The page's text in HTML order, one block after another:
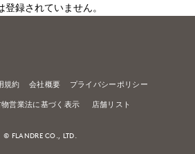
録されていません。
規約 会社概要 プライバシーポリシー
営業法に基づく表示 店舗リスト
© FLANDRE CO., LTD.